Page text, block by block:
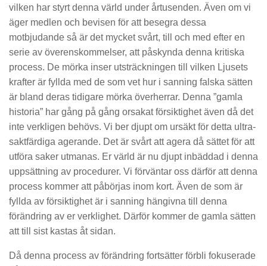
vilken har styrt denna värld under årtusenden. Även om vi
äger medlen och bevisen för att besegra dessa
motbjudande så är det mycket svårt, till och med efter en
serie av överenskommelser, att påskynda denna kritiska
process. De mörka inser utsträckningen till vilken Ljusets
krafter är fyllda med de som vet hur i sanning falska sätten
är bland deras tidigare mörka överherrar. Denna ”gamla
historia” har gång på gång orsakat försiktighet även då det
inte verkligen behövs. Vi ber djupt om ursäkt för detta ultra-
saktfärdiga agerande. Det är svårt att agera då sättet för att
utföra saker utmanas. Er värld är nu djupt inbäddad i denna
uppsättning av procedurer. Vi förväntar oss därför att denna
process kommer att påbörjas inom kort. Även de som är
fyllda av försiktighet är i sanning hängivna till denna
förändring av er verklighet. Därför kommer de gamla sätten
att till sist kastas åt sidan.
Då denna process av förändring fortsätter förbli fokuserade